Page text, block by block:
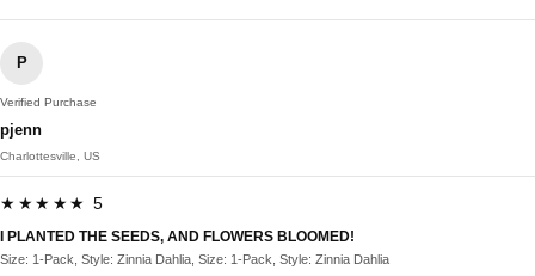
P
Verified Purchase
pjenn
Charlottesville, US
★★★★★ 5
I PLANTED THE SEEDS, AND FLOWERS BLOOMED!
Size: 1-Pack, Style: Zinnia Dahlia, Size: 1-Pack, Style: Zinnia Dahlia